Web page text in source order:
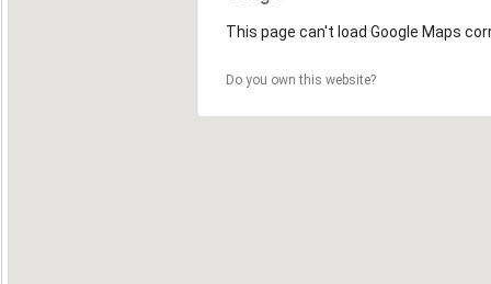
This page can't load Google Maps
Do you own this website?